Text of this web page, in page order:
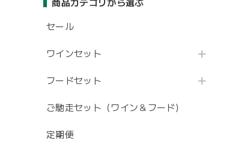
商品カテゴリから選ぶ
セール
ワインセット
フードセット
ご馳走セット（ワイン＆フード）
定期便